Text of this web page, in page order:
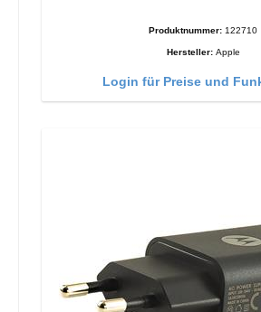
Produktnummer: 122710
Hersteller: Apple
Login für Preise und